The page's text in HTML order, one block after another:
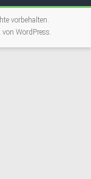
vorbehalten.
von WordPress.